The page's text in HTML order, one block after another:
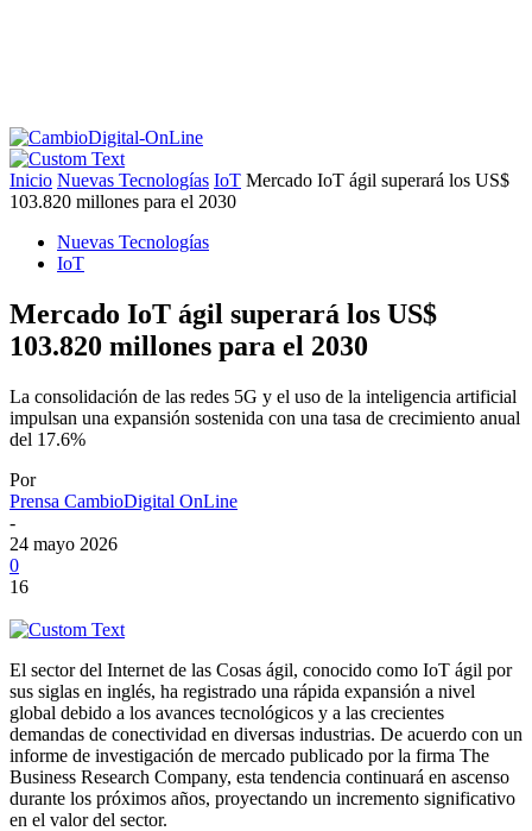
Inicio Nuevas Tecnologías IoT Mercado IoT ágil superará los US$
103.820 millones para el 2030
Nuevas Tecnologías
IoT
Mercado IoT ágil superará los US$
103.820 millones para el 2030
La consolidación de las redes 5G y el uso de la inteligencia artificial
impulsan una expansión sostenida con una tasa de crecimiento anual
del 17.6%
Por
Prensa CambioDigital OnLine
-
24 mayo 2026
0
16
El sector del Internet de las Cosas ágil, conocido como IoT ágil por
sus siglas en inglés, ha registrado una rápida expansión a nivel
global debido a los avances tecnológicos y a las crecientes
demandas de conectividad en diversas industrias. De acuerdo con un
informe de investigación de mercado publicado por la firma The
Business Research Company, esta tendencia continuará en ascenso
durante los próximos años, proyectando un incremento significativo
en el valor del sector.